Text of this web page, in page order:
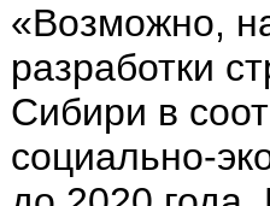
«Возможно,
разработки
Сибири в
социально-